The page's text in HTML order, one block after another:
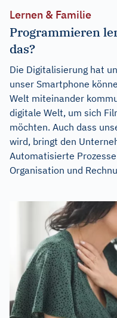
Lernen & Familie
Programmieren
das?
Die Digitalisierung hat
unser Smartphone
Welt miteinander
digitale Welt, um sich
möchten. Auch dass
wird, bringt den
Automatisierte
Organisation und